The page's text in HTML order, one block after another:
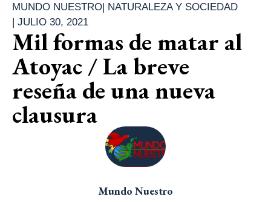
MUNDO NUESTRO| NATURALEZA Y SOCIEDAD
| JULIO 30, 2021
Mil formas de matar al
Atoyac / La breve
reseña de una nueva
clausura
Mundo Nuestro